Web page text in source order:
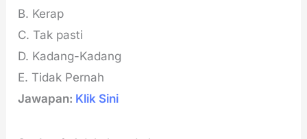
B. Kerap
C. Tak pasti
D. Kadang-Kadang
E. Tidak Pernah
Jawapan: Klik Sini